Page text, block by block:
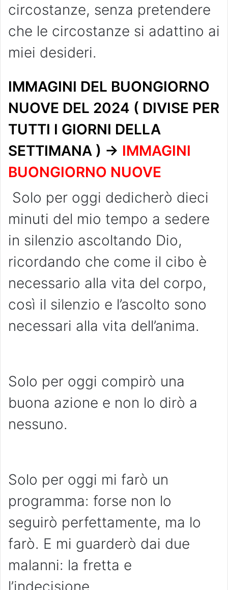
circostanze, senza pretendere
che le circostanze si adattino ai
miei desideri.
IMMAGINI DEL BUONGIORNO
NUOVE DEL 2024 ( DIVISE PER
TUTTI I GIORNI DELLA
SETTIMANA ) -> IMMAGINI
BUONGIORNO NUOVE
Solo per oggi dedicherò dieci
minuti del mio tempo a sedere
in silenzio ascoltando Dio,
ricordando che come il cibo è
necessario alla vita del corpo,
così il silenzio e l’ascolto sono
necessari alla vita dell’anima.
Solo per oggi compirò una
buona azione e non lo dirò a
nessuno.
Solo per oggi mi farò un
programma: forse non lo
seguirò perfettamente, ma lo
farò. E mi guarderò dai due
malanni: la fretta e
l’indecisione.